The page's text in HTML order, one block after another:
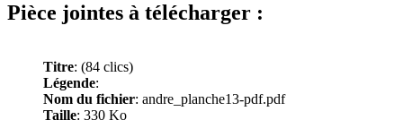
Pièce jointes à télécharger :
Titre: (84 clics)
Légende:
Nom du fichier: andre_planche13-pdf.pdf
Taille: 330 Ko